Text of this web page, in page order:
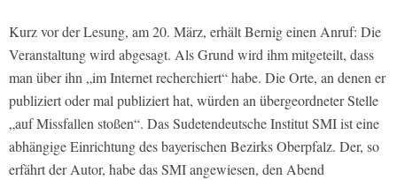
Kurz vor der Lesung, am 20. März, erhält Bernig einen Anruf: Die
Veranstaltung wird abgesagt. Als Grund wird ihm mitgeteilt, dass
man über ihn „im Internet recherchiert“ habe. Die Orte, an denen er
publiziert oder mal publiziert hat, würden an übergeordneter Stelle
„auf Missfallen stoßen“. Das Sudetendeutsche Institut SMI ist eine
abhängige Einrichtung des bayerischen Bezirks Oberpfalz. Der, so
erfährt der Autor, habe das SMI angewiesen, den Abend